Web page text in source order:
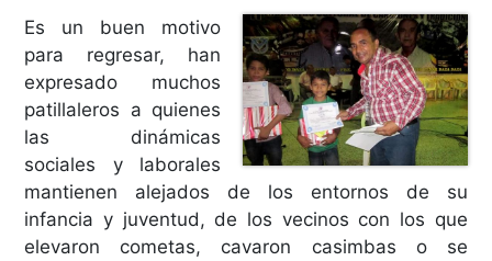
Es un buen motivo
para regresar, han
expresado muchos
patillaleros a quienes
las dinámicas
sociales y laborales
mantienen alejados de los entornos de su
infancia y juventud, de los vecinos con los que
elevaron cometas, cavaron casimbas o se